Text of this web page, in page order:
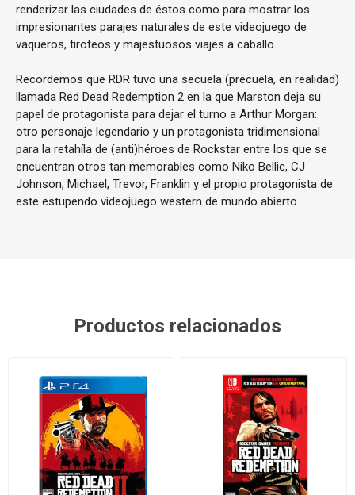
renderizar las ciudades de éstos como para mostrar los
impresionantes parajes naturales de este videojuego de
vaqueros, tiroteos y majestuosos viajes a caballo.
Recordemos que RDR tuvo una secuela (precuela, en realidad)
llamada Red Dead Redemption 2 en la que Marston deja su
papel de protagonista para dejar el turno a Arthur Morgan:
otro personaje legendario y un protagonista tridimensional
para la retahíla de (anti)héroes de Rockstar entre los que se
encuentran otros tan memorables como Niko Bellic, CJ
Johnson, Michael, Trevor, Franklin y el propio protagonista de
este estupendo videojuego western de mundo abierto.
Productos relacionados